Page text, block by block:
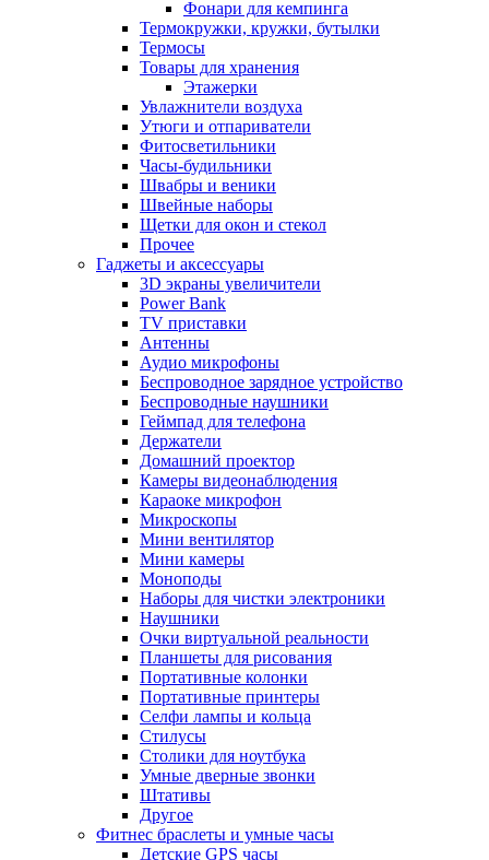
Фонари для кемпинга
Термокружки, кружки, бутылки
Термосы
Товары для хранения
Этажерки
Увлажнители воздуха
Утюги и отпариватели
Фитосветильники
Часы-будильники
Швабры и веники
Швейные наборы
Щетки для окон и стекол
Прочее
Гаджеты и аксессуары
3D экраны увеличители
Power Bank
TV приставки
Антенны
Аудио микрофоны
Беспроводное зарядное устройство
Беспроводные наушники
Геймпад для телефона
Держатели
Домашний проектор
Камеры видеонаблюдения
Караоке микрофон
Микроскопы
Мини вентилятор
Мини камеры
Моноподы
Наборы для чистки электроники
Наушники
Очки виртуальной реальности
Планшеты для рисования
Портативные колонки
Портативные принтеры
Селфи лампы и кольца
Стилусы
Столики для ноутбука
Умные дверные звонки
Штативы
Другое
Фитнес браслеты и умные часы
Детские GPS часы